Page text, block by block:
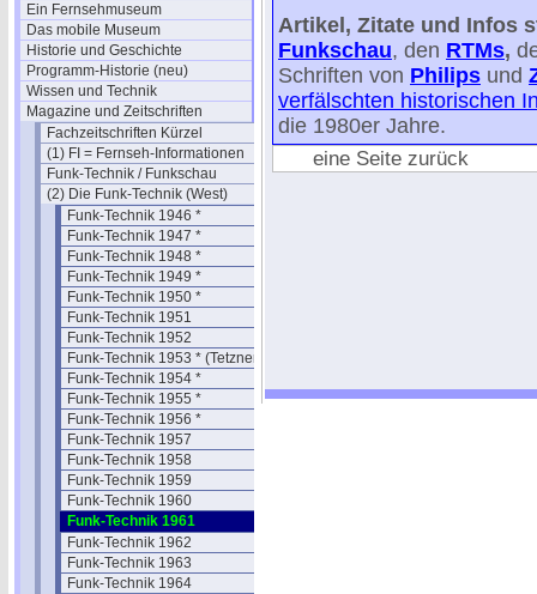
Ein Fernsehmuseum
Das mobile Museum
Historie und Geschichte
Programm-Historie (neu)
Wissen und Technik
Magazine und Zeitschriften
Fachzeitschriften Kürzel
(1) FI = Fernseh-Informationen
Funk-Technik / Funkschau
(2) Die Funk-Technik (West)
Funk-Technik 1946 *
Funk-Technik 1947 *
Funk-Technik 1948 *
Funk-Technik 1949 *
Funk-Technik 1950 *
Funk-Technik 1951
Funk-Technik 1952
Funk-Technik 1953 * (Tetzner)
Funk-Technik 1954 *
Funk-Technik 1955 *
Funk-Technik 1956 *
Funk-Technik 1957
Funk-Technik 1958
Funk-Technik 1959
Funk-Technik 1960
Funk-Technik 1961
Funk-Technik 1962
Funk-Technik 1963
Funk-Technik 1964
Artikel, Zitate und Infos
Funkschau, den RTMs,
Schriften von Philips und
verfälschten historischen
die 1980er Jahre.
eine Seite zurück